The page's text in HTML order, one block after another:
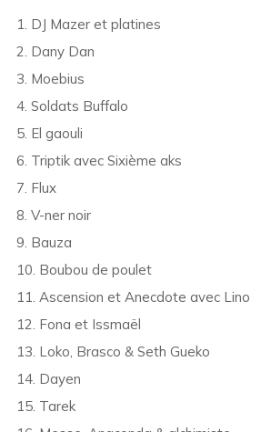
1. DJ Mazer et platines
2. Dany Dan
3. Moebius
4. Soldats Buffalo
5. El gaouli
6. Triptik avec Sixième aks
7. Flux
8. V-ner noir
9. Bauza
10. Boubou de poulet
11. Ascension et Anecdote avec Lino
12. Fona et Issmaël
13. Loko, Brasco & Seth Gueko
14. Dayen
15. Tarek